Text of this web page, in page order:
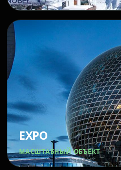
EXPO
МАСШТАБНЫЙ ОБЪЕКТ